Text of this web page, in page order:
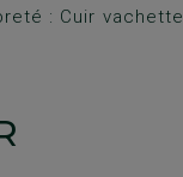
: Cuir vachette.